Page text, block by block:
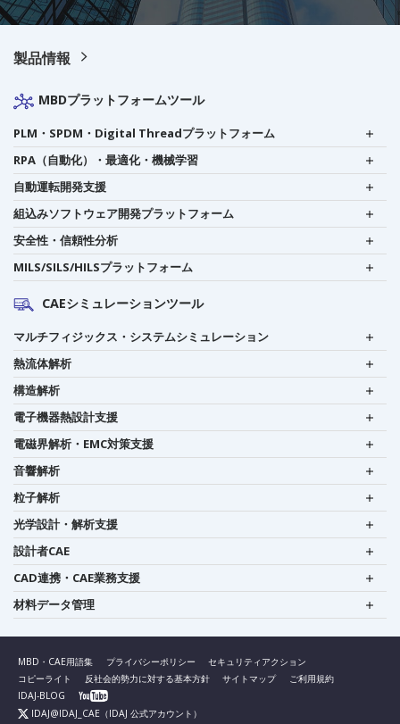
製品情報
MBDプラットフォームツール
PLM・SPDM・Digital Threadプラットフォーム
RPA（自動化）・最適化・機械学習
自動運転開発支援
組込みソフトウェア開発プラットフォーム
安全性・信頼性分析
MILS/SILS/HILSプラットフォーム
CAEシミュレーションツール
マルチフィジックス・システムシミュレーション
熱流体解析
構造解析
電子機器熱設計支援
電磁界解析・EMC対策支援
音響解析
粒子解析
光学設計・解析支援
設計者CAE
CAD連携・CAE業務支援
材料データ管理
MBD・CAE用語集 プライバシーポリシー
セキュリティアクション
コピーライト
反社会的勢力に対する基本方針 サイトマップ
ご利用規約
IDAJ-BLOG
IDAJ@IDAJ_CAE （IDAJ 公式アカウント）